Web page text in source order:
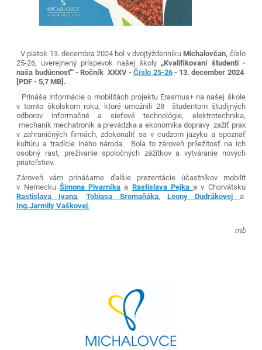
V piatok 13. decembra 2024 bol v dvojtýždenníkuMichalovčan, číslo
25-26, uverejnený príspevok našej školy „Kvalifikovaní študenti -
naša budúcnosť“ -Ročník XXXV -Číslo 25-26- 13. december 2024
[PDF - 5,7 MB].
Prináša informácie o mobilitách projektu Erasmus+ na našej škole
v tomto školskom roku, ktoré umožnili 28 študentom študijných
odborov informačné a sieťové technológie, elektrotechnika,
mechanik mechatronik a prevádzka a ekonomika dopravy zažiť prax
v zahraničných firmách, zdokonaliť sa v cudzom jazyku a spoznať
kultúru a tradície iného národa. Bola to zároveň príležitosť na ich
osobný rast, prežívanie spoločných zážitkov a vytváranie nových
priateľstiev.
Zároveň vám prinášame ďalšie prezentácie účastníkov mobilít
v Nemecku Šimona Pivarníka a Rastislava Pejka a v Chorvátsku
Rastislava Ivana,Tobiasa Sremaňáka, Leony Dudrákovej
a
Ing.Jarmily Vaškovej.
mb